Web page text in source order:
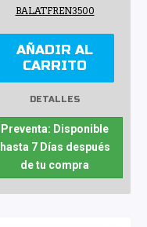
BALATFREN3500
AÑADIR AL
CARRITO
DETALLES
Preventa: Disponible
hasta 7 Días después
de tu compra